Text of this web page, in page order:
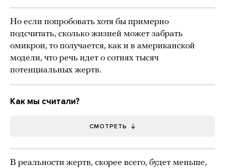
Но если попробовать хотя бы примерно
подсчитать, сколько жизней может забрать
омикрон, то получается, как и в американской
модели, что речь идет о сотнях тысяч
потенциальных жертв.
Как мы считали?
СМОТРЕТЬ
В реальности жертв, скорее всего, будет меньше,